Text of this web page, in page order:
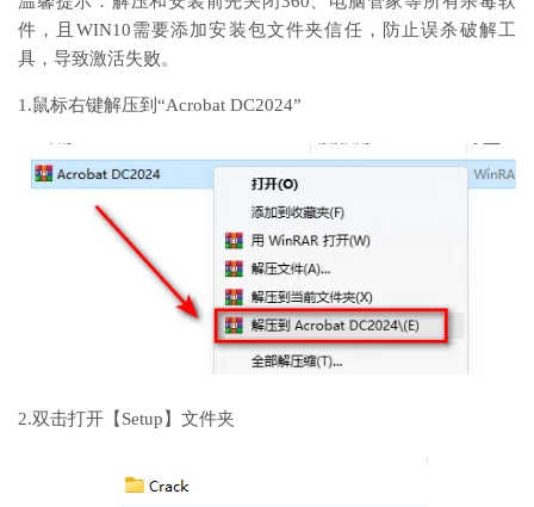
件，且WIN10需要添加安装包文件夹信任，防止误杀破解工
具，导致激活失败。
1.鼠标右键解压到“Acrobat DC2024”
2.双击打开【Setup】文件夹